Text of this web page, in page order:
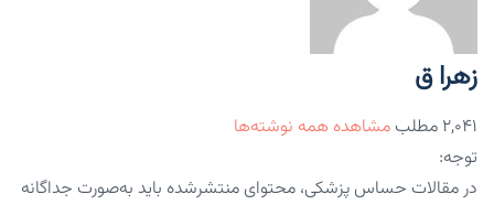
زهرا ق
۲,۰۴۱ مطلب
مشاهده همه نوشته‌ها
توجه:
در مقالات حساس پزشکی، محتوای منتشرشده باید به‌صورت جداگانه